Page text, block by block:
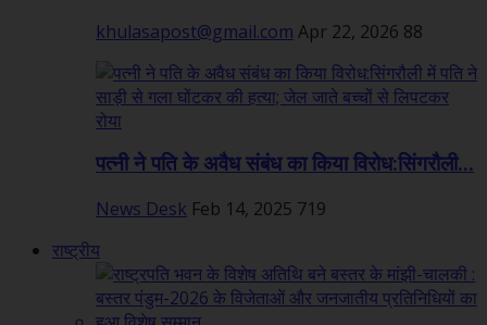
khulasapost@gmail.com Apr 22, 2026 88
पत्नी ने पति के अवैध संबंध का किया विरोध:सिंगरौली...
News Desk Feb 14, 2025 719
राष्ट्रीय